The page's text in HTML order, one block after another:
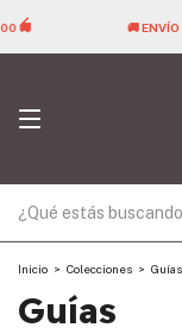
🚚 ENVÍO GRATIS
Inicio > Colecciones > Guías
Guías